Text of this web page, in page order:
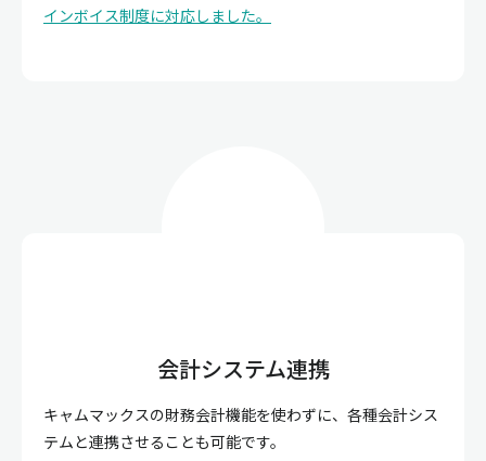
インボイス制度に対応しました。
会計システム連携
キャムマックスの財務会計機能を使わずに、各種会計シス
テムと連携させることも可能です。